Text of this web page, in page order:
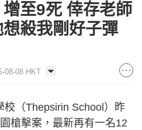
至9死 倖存老師
殺我剛好子彈
08-08 HKT
校（Thepsirin School）昨
槍擊案，最新再有一名12